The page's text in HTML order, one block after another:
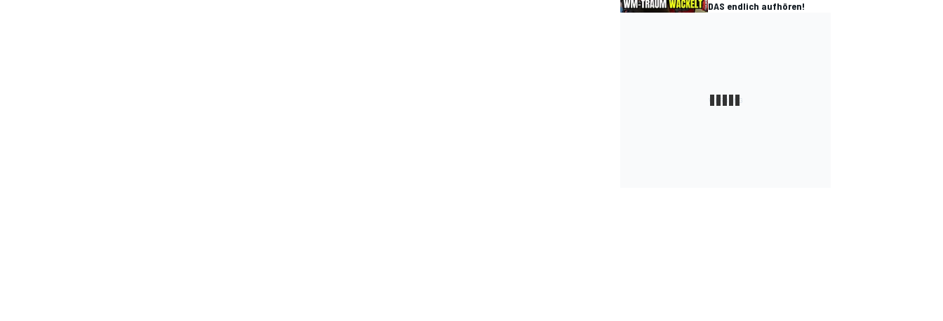
DAS endlich aufhören!